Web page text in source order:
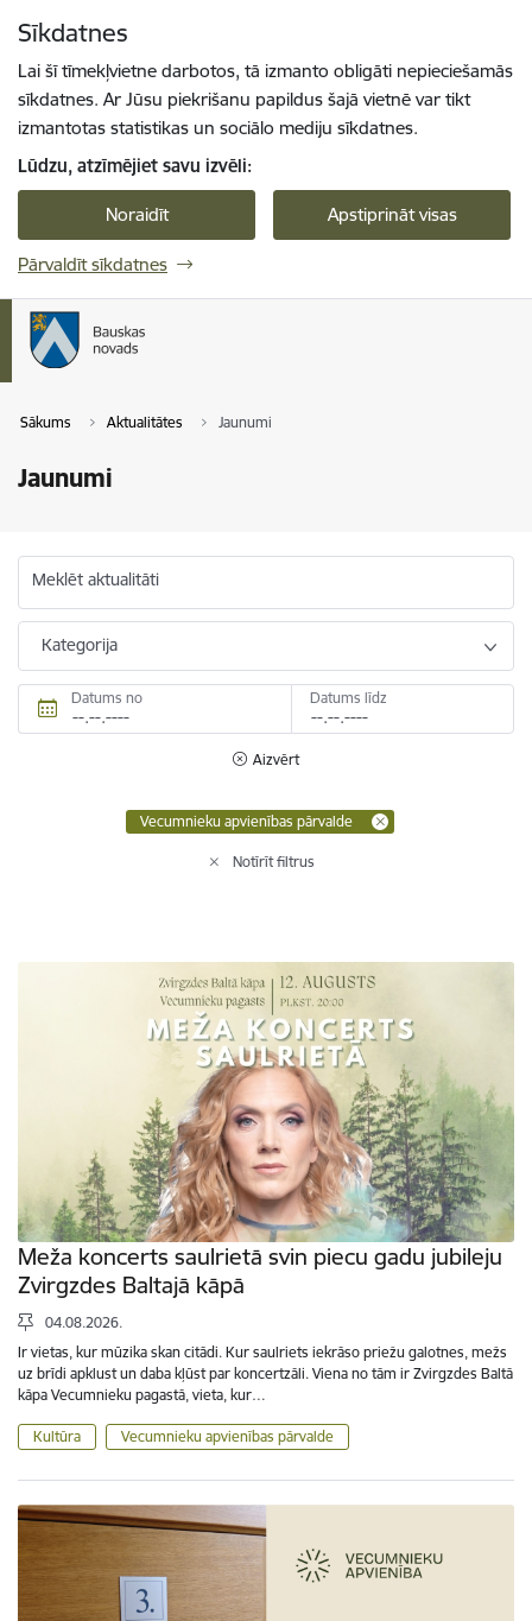
Sīkdatnes
Lai šī tīmekļvietne darbotos, tā izmanto obligāti nepieciešamās
sīkdatnes. Ar Jūsu piekrišanu papildus šajā vietnē var tikt
izmantotas statistikas un sociālo mediju sīkdatnes.
Lūdzu, atzīmējiet savu izvēli:
Noraidīt Apstiprināt visas
Pārvaldīt sīkdatnes
Sākums Aktualitātes Jaunumi
Jaunumi
Meklēt aktualitāti
Kategorija
Datums no Datums līdz
Aizvērt
Vecumnieku apvienības pārvalde
Notīrīt filtrus
Meža koncerts saulrietā svin piecu gadu jubileju
Zvirgzdes Baltajā kāpā
04.08.2026.
Ir vietas, kur mūzika skan citādi. Kur saulriets iekrāso priežu galotnes, mežs
uz brīdi apklust un daba kļūst par koncertzāli. Viena no tām ir Zvirgzdes Baltā
kāpa Vecumnieku pagastā, vieta, kur…
Kultūra Vecumnieku apvienības pārvalde